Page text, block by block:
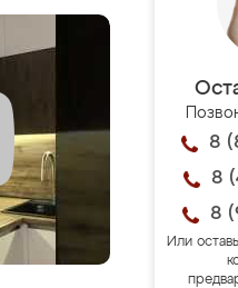
8
8
8
Или